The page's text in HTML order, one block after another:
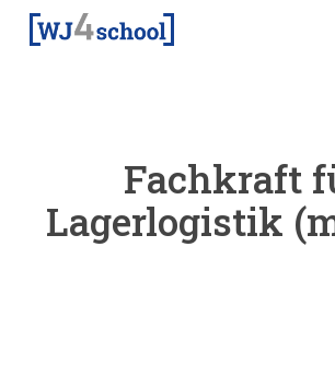
Skip
Fachkraft
Lagerlogistik